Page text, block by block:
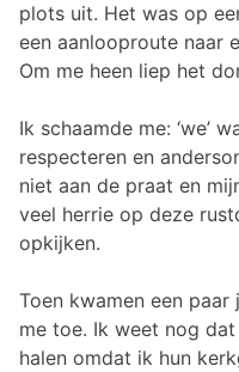
plots uit. Het was op
een aanlooproute naar
Om me heen liep het
Ik schaamde me: ‘we’
respecteren en
niet aan de praat en
veel herrie op deze
opkijken.
Toen kwamen een
me toe. Ik weet nog
halen omdat ik hun